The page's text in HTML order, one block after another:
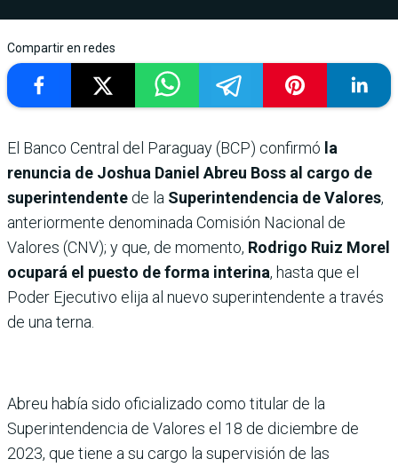
Compartir en redes
El Banco Central del Paraguay (BCP) confirmó la
renuncia de Joshua Daniel Abreu Boss al cargo de
superintendente de la Superintendencia de Valores,
anteriormente denominada Comisión Nacional de
Valores (CNV); y que, de momento, Rodrigo Ruiz Morel
ocupará el puesto de forma interina, hasta que el
Poder Ejecutivo elija al nuevo superintendente a través
de una terna.
Abreu había sido oficializado como titular de la
Superintendencia de Valores el 18 de diciembre de
2023, que tiene a su cargo la supervisión de las